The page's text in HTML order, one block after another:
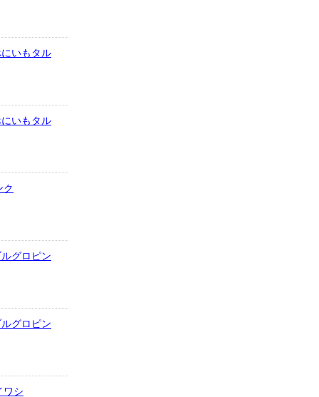
いもタル
いもタル
ク
グロピン
グロピン
ワシ